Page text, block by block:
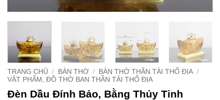
TRANG CHỦ / BÀN THỜ / BÀN THỜ THẦN TÀI THỔ ĐỊA /
VẬT PHẨM, ĐỒ THỜ BAN THẦN TÀI THỔ ĐỊA
Đèn Dầu Đính Bảo, Bằng Thủy Tinh